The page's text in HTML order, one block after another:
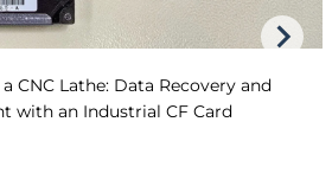
CNC Lathe: Data Recovery and
with an Industrial CF Card